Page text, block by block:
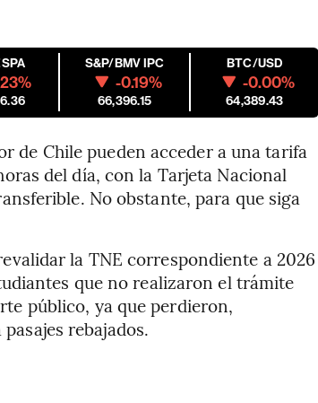
S&P/BMV IPC
-0.19%
66,396.15
BTC/USD
-0.00%
64,389.43
de Chile pueden acceder a una tarifa
del día, con la Tarjeta Nacional
No obstante, para que siga
la TNE correspondiente a 2026
que no realizaron el trámite
público, ya que perdieron,
rebajados.